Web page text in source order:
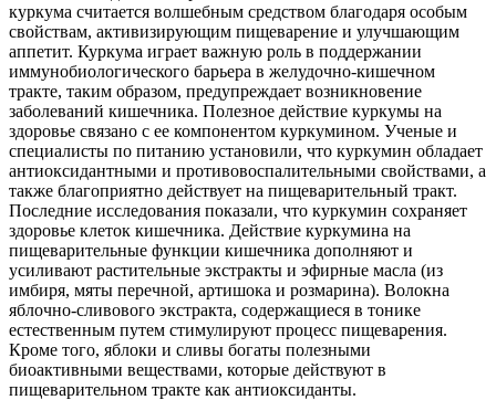
куркума считается волшебным средством благодаря особым
свойствам, активизирующим пищеварение и улучшающим
аппетит. Куркума играет важную роль в поддержании
иммунобиологического барьера в желудочно-кишечном
тракте, таким образом, предупреждает возникновение
заболеваний кишечника. Полезное действие куркумы на
здоровье связано с ее компонентом куркумином. Ученые и
специалисты по питанию установили, что куркумин обладает
антиоксидантными и противовоспалительными свойствами, а
также благоприятно действует на пищеварительный тракт.
Последние исследования показали, что куркумин сохраняет
здоровье клеток кишечника. Действие куркумина на
пищеварительные функции кишечника дополняют и
усиливают растительные экстракты и эфирные масла (из
имбиря, мяты перечной, артишока и розмарина). Волокна
яблочно-сливового экстракта, содержащиеся в тонике
естественным путем стимулируют процесс пищеварения.
Кроме того, яблоки и сливы богаты полезными
биоактивными веществами, которые действуют в
пищеварительном тракте как антиоксиданты.